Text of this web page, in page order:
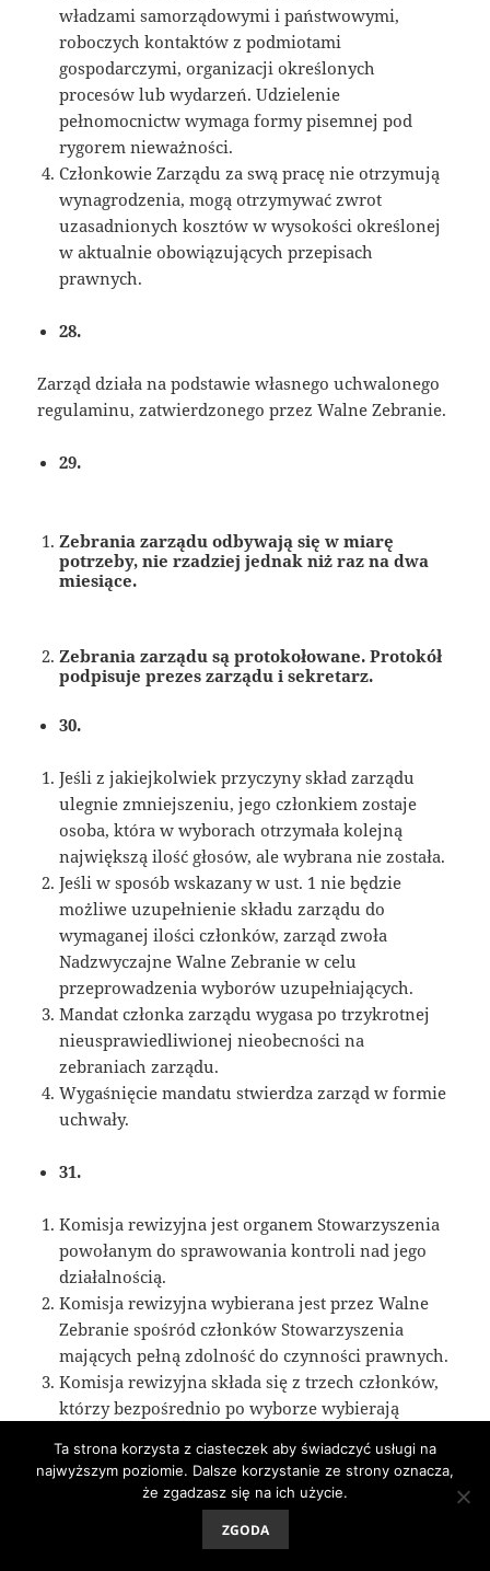
władzami samorządowymi i państwowymi,
roboczych kontaktów z podmiotami
gospodarczymi, organizacji określonych
procesów lub wydarzeń. Udzielenie
pełnomocnictw wymaga formy pisemnej pod
rygorem nieważności.
Członkowie Zarządu za swą pracę nie otrzymują
wynagrodzenia, mogą otrzymywać zwrot
uzasadnionych kosztów w wysokości określonej
w aktualnie obowiązujących przepisach
prawnych.
28.
Zarząd działa na podstawie własnego uchwalonego
regulaminu, zatwierdzonego przez Walne Zebranie.
29.
Zebrania zarządu odbywają się w miarę
potrzeby, nie rzadziej jednak niż raz na dwa
miesiące.
Zebrania zarządu są protokołowane. Protokół
podpisuje prezes zarządu i sekretarz.
30.
Jeśli z jakiejkolwiek przyczyny skład zarządu
ulegnie zmniejszeniu, jego członkiem zostaje
osoba, która w wyborach otrzymała kolejną
największą ilość głosów, ale wybrana nie została.
Jeśli w sposób wskazany w ust. 1 nie będzie
możliwe uzupełnienie składu zarządu do
wymaganej ilości członków, zarząd zwoła
Nadzwyczajne Walne Zebranie w celu
przeprowadzenia wyborów uzupełniających.
Mandat członka zarządu wygasa po trzykrotnej
nieusprawiedliwionej nieobecności na
zebraniach zarządu.
Wygaśnięcie mandatu stwierdza zarząd w formie
uchwały.
31.
Komisja rewizyjna jest organem Stowarzyszenia
powołanym do sprawowania kontroli nad jego
działalnością.
Komisja rewizyjna wybierana jest przez Walne
Zebranie spośród członków Stowarzyszenia
mających pełną zdolność do czynności prawnych.
Komisja rewizyjna składa się z trzech członków,
którzy bezpośrednio po wyborze wybierają
Członkowie komisji rewizyjnej wybierani są w
głosowaniu jawnym zwykłą większością głosów
przy nieograniczonej liczbie kandydatów.
Ta strona korzysta z ciasteczek aby świadczyć usługi na
najwyższym poziomie. Dalsze korzystanie ze strony oznacza,
że zgadzasz się na ich użycie.
ZGODA